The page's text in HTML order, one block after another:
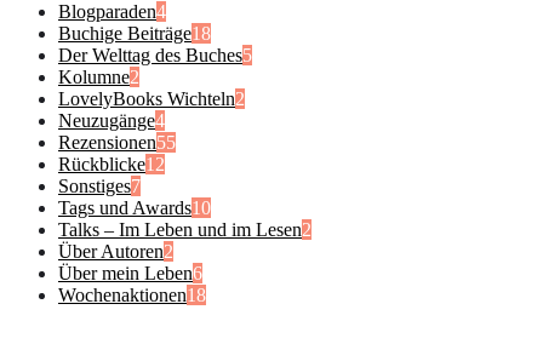
Blogparaden4
Buchige Beiträge18
Der Welttag des Buches5
Kolumne2
LovelyBooks Wichteln2
Neuzugänge4
Rezensionen55
Rückblicke12
Sonstiges7
Tags und Awards10
Talks – Im Leben und im Lesen2
Über Autoren2
Über mein Leben6
Wochenaktionen18